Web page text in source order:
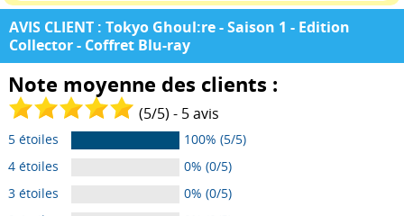
AVIS CLIENT : Tokyo Ghoul:re - Saison 1 - Edition
Collector - Coffret Blu-ray
Note moyenne des clients :
(5/5) - 5avis
5 étoiles
100% (5/5)
4 étoiles
0% (0/5)
3 étoiles
0% (0/5)